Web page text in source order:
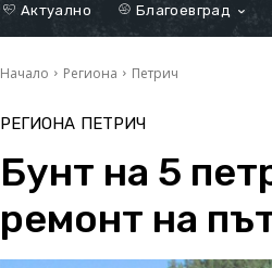
Актуално Благоевград
Начало Региона Петрич
РЕГИОНА ПЕТРИЧ
Бунт на 5
ремонт на